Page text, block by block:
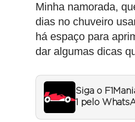
Minha namorada,
dias no chuveiro
há espaço para
dar algumas dicas
Siga o
1 pelo